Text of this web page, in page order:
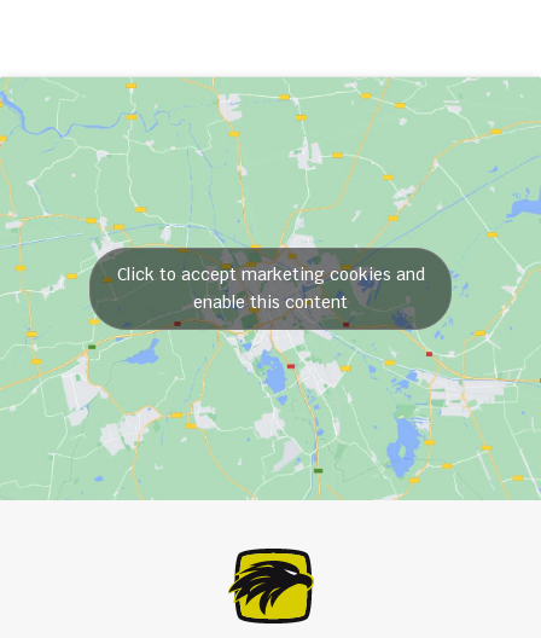
Click to accept marketing cookies and
enable this content